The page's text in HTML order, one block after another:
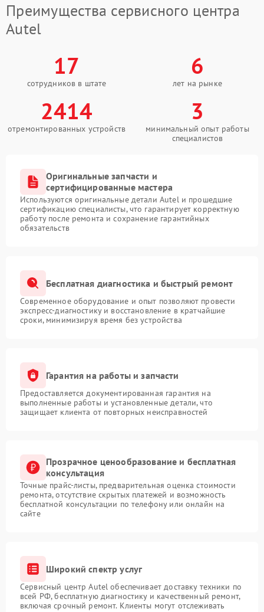
Преимущества сервисного центра
Autel
17
сотрудников в штате
6
лет на рынке
2414
отремонтированных устройств
3
минимальный опыт работы
специалистов
Оригинальные запчасти и
сертифицированные мастера
Используются оригинальные детали Autel и прошедшие
сертификацию специалисты, что гарантирует корректную
работу после ремонта и сохранение гарантийных
обязательств
Бесплатная диагностика и быстрый ремонт
Современное оборудование и опыт позволяют провести
экспресс-диагностику и восстановление в кратчайшие
сроки, минимизируя время без устройства
Гарантия на работы и запчасти
Предоставляется документированная гарантия на
выполненные работы и установленные детали, что
защищает клиента от повторных неисправностей
Прозрачное ценообразование и бесплатная
консультация
Точные прайс-листы, предварительная оценка стоимости
ремонта, отсутствие скрытых платежей и возможность
бесплатной консультации по телефону или онлайн на
сайте
Широкий спектр услуг
Сервисный центр Autel обеспечивает доставку техники по
всей РФ, бесплатную диагностику и качественный ремонт,
включая срочный ремонт. Клиенты могут отслеживать